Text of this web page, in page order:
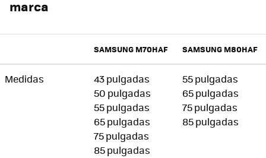
marca
SAMSUNG M70HAF SAMSUNG M80HAF
Medidas
43 pulgadas
50 pulgadas
55 pulgadas
65 pulgadas
75 pulgadas
85 pulgadas
55 pulgadas
65 pulgadas
75 pulgadas
85 pulgadas